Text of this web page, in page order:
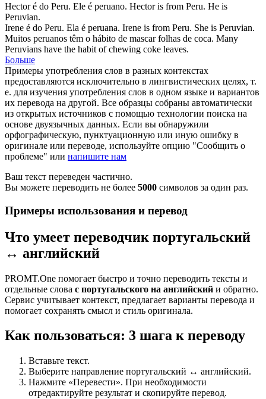
Hector é do Peru. Ele é peruano. Hector is from Peru. He is
Peruvian.
Irene é do Peru. Ela é peruana. Irene is from Peru. She is Peruvian.
Muitos peruanos têm o hábito de mascar folhas de coca. Many
Peruvians have the habit of chewing coke leaves.
Больше
Примеры употребления слов в разных контекстах
предоставляются исключительно в лингвистических целях, т.
е. для изучения употребления слов в одном языке и вариантов
их перевода на другой. Все образцы собраны автоматически
из открытых источников с помощью технологии поиска на
основе двуязычных данных. Если вы обнаружили
орфографическую, пунктуационную или иную ошибку в
оригинале или переводе, используйте опцию "Сообщить о
проблеме" или напишите нам
Ваш текст переведен частично.
Вы можете переводить не более 5000 символов за один раз.
Примеры использования и перевод
Что умеет переводчик португальский
↔ английский
PROMT.One помогает быстро и точно переводить тексты и
отдельные слова с португальского на английский и обратно.
Сервис учитывает контекст, предлагает варианты перевода и
помогает сохранять смысл и стиль оригинала.
Как пользоваться: 3 шага к переводу
Вставьте текст.
Выберите направление португальский ↔ английский.
Нажмите «Перевести». При необходимости
отредактируйте результат и скопируйте перевод.